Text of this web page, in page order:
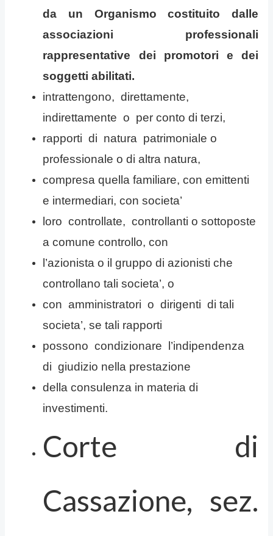
da un Organismo costituito dalle
associazioni professionali
rappresentative dei promotori e dei
soggetti abilitati.
intrattengono, direttamente,
indirettamente o per conto di terzi,
rapporti di natura patrimoniale o
professionale o di altra natura,
compresa quella familiare, con emittenti
e intermediari, con societa’
loro controllate, controllanti o sottoposte
a comune controllo, con
l’azionista o il gruppo di azionisti che
controllano tali societa’, o
con amministratori o dirigenti di tali
societa’, se tali rapporti
possono condizionare l’indipendenza
di giudizio nella prestazione
della consulenza in materia di
investimenti.
Corte di
Cassazione, sez.